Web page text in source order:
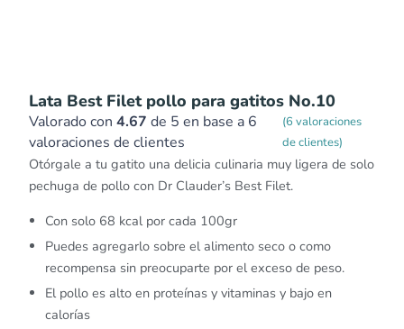
Lata Best Filet pollo para gatitos No.10
Valorado con 4.67 de 5 en base a 6
valoraciones de clientes
(6 valoraciones
de clientes)
Otórgale a tu gatito una delicia culinaria muy ligera de solo
pechuga de pollo con Dr Clauder’s Best Filet.
Con solo 68 kcal por cada 100gr
Puedes agregarlo sobre el alimento seco o como
recompensa sin preocuparte por el exceso de peso.
El pollo es alto en proteínas y vitaminas y bajo en
calorías